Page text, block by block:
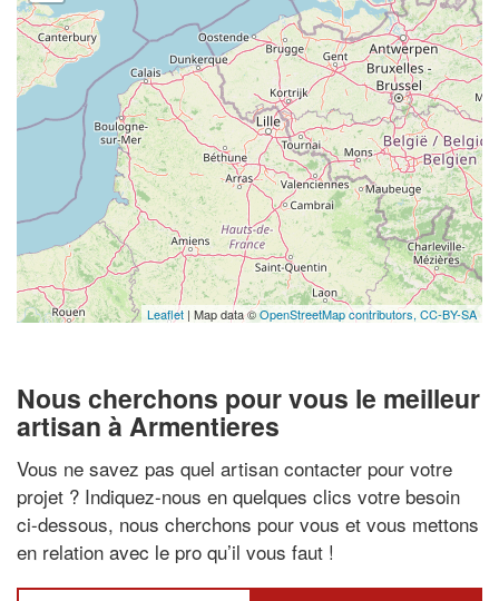
Leaflet | Map data ©OpenStreetMap contributors, CC-BY-SA
Nous cherchons pour vous le meilleur
artisan à Armentieres
Vous ne savez pas quel artisan contacter pour votre
projet ? Indiquez-nous en quelques clics votre besoin
ci-dessous, nous cherchons pour vous et vous mettons
en relation avec le pro qu’il vous faut !